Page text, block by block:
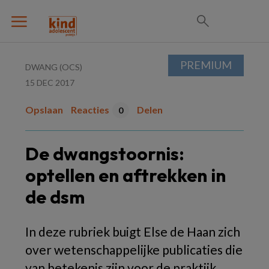
DWANG (OCS)
15 DEC 2017
Opslaan Reacties 0 Delen
De dwangstoornis:
optellen en aftrekken in
de dsm
In deze rubriek buigt Else de Haan zich
over wetenschappelijke publicaties die
PREMIUM